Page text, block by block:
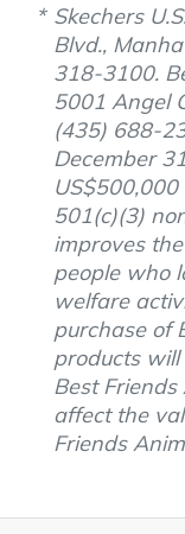
Skechers
Blvd.,
318-3100.
5001 Angel
(435) 688-
December
501(c)(3)
improves
people who
welfare
purchase of
products
Best
affect the
Friends